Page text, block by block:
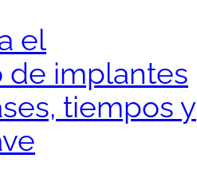
el
de implantes
tiempos y